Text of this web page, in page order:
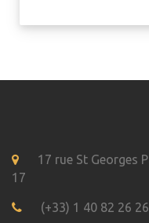
17 rue St Georges
17
(+33) 1 40 82 26 26